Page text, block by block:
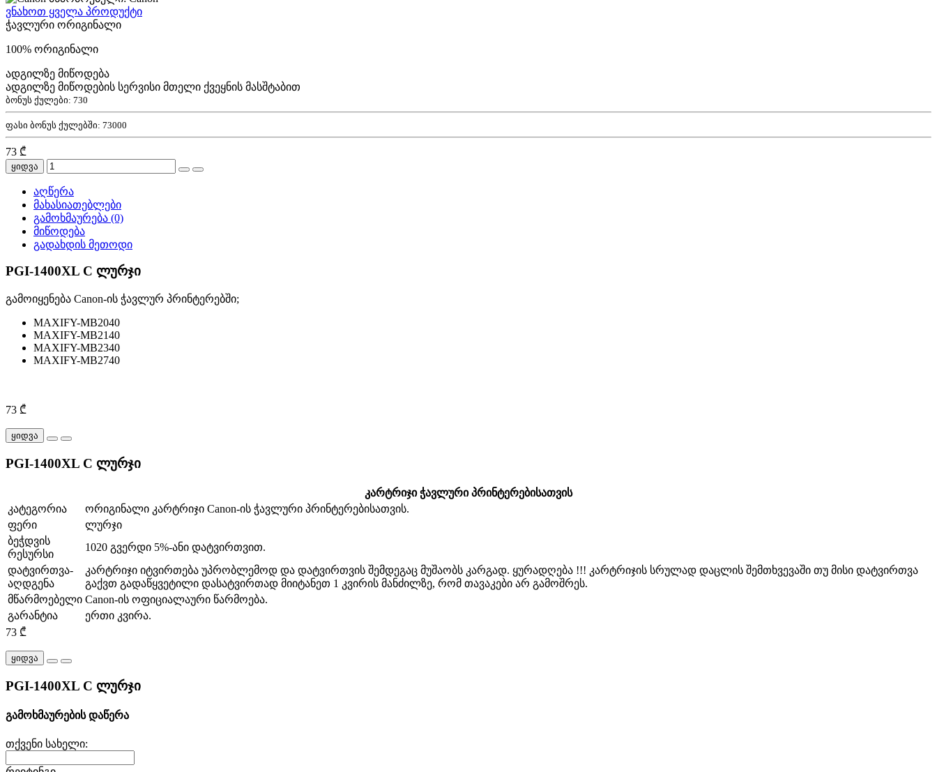
ვნახოთ ყველა პროდუქტი
ჭავლური ორიგინალი
100% ორიგინალი
ადგილზე მიწოდება
ადგილზე მიწოდების სერვისი მთელი ქვეყნის მასშტაბით
ბონუს ქულები: 730
ფასი ბონუს ქულებში: 73000
73 ₾
ყიდვა
აღწერა
მახასიათებლები
გამოხმაურება (0)
მიწოდება
გადახდის მეთოდი
PGI-1400XL C ლურჯი
გამოიყენება Canon-ის ჭავლურ პრინტერებში;
MAXIFY-MB2040
MAXIFY-MB2140
MAXIFY-MB2340
MAXIFY-MB2740
73 ₾
ყიდვა
PGI-1400XL C ლურჯი
კარტრიჯი ჭავლური პრინტერებისათვის
კატეგორია
ორიგინალი კარტრიჯი Canon-ის ჭავლური პრინტერებისათვის.
ფერი
ლურჯი
ბეჭდვის
რესურსი
1020 გვერდი 5%-ანი დატვირთვით.
დატვირთვა-
აღდგენა
კარტრიჯი იტვირთება უპრობლემოდ და დატვირთვის შემდეგაც მუშაობს კარგად. ყურადღება !!! კარტრიჯის სრულად დაცლის შემთხვევაში თუ მისი დატვირთვა
გაქვთ გადაწყვეტილი დასატვირთად მიიტანეთ 1 კვირის მანძილზე, რომ თავაკები არ გამოშრეს.
მწარმოებელი Canon-ის ოფიციალაური წარმოება.
გარანტია
ერთი კვირა.
73 ₾
ყიდვა
PGI-1400XL C ლურჯი
გამოხმაურების დაწერა
თქვენი სახელი: